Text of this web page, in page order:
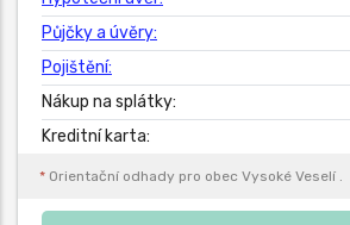
Půjčky a úvěry:
Pojištění:
Nákup na splátky:
Kreditní karta:
* Orientační odhady pro obec Vysoké Veselí .